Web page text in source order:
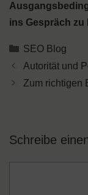
ins Gespräch zu
Kategorien
SEO Blog
Autorität und
Zum richtigen
Schreibe